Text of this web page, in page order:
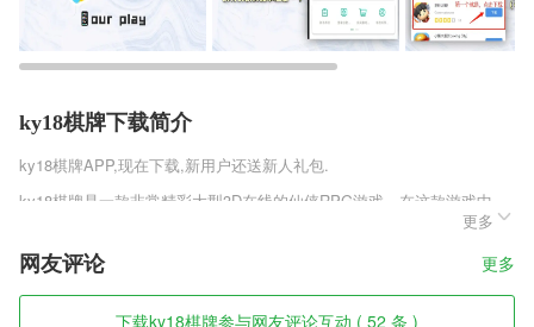
ky18棋牌下载简介
ky18棋牌APP,现在下载,新用户还送新人礼包.
ky18棋牌是一款非常精彩大型3D在线的仙侠RPG游戏，在这款游戏中，
玩家可以看到各种玄奇的东西，在这里有一剑可以劈开海洋的剑客，有身
形上万丈的荒古巨兽，还可以看到万丈深渊之下还能生存者一些奇妙的生
物，在这里似乎拥有者来自大自然的秘宝，非常有趣，快来开启你的修真
之旅吧。
更多
网友评论 更多
下载ky18棋牌参与网友评论互动 ( 52 条 )